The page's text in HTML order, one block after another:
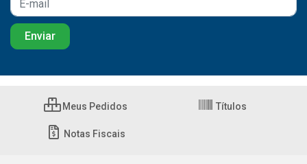
Meus Pedidos Títulos
Notas Fiscais